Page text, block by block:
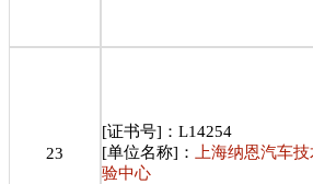
23
[证书号]：L14254
[单位名称]： 上海纳恩汽车
验中心